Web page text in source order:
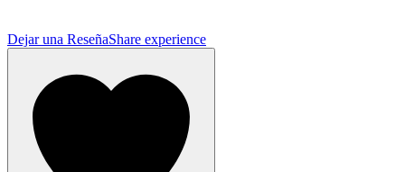
Dejar una ReseñaShare experience